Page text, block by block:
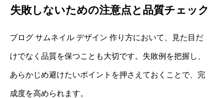
失敗しないための注意点と品質チェック
ブログ サムネイル デザイン 作り方において、見た目だ
けでなく品質を保つことも大切です。失敗例を把握し、
あらかじめ避けたいポイントを押さえておくことで、完
成度を高められます。